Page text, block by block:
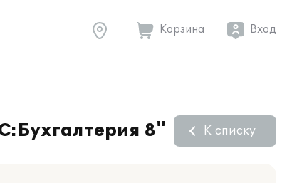
Корзина Вход
8" К списку